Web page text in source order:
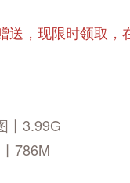
送，现限时领取，
丨3.99G
786M